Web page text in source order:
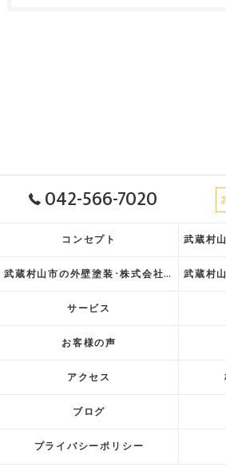
042-566-7020
コンセプト
武蔵村山市の外壁塗装･株式会社ブラッチの評判
サービス
お客様の声
アクセス
ブログ
プライバシーポリシー